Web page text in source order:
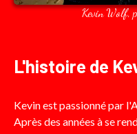
Kevin Wolf,
L'histoire de
Kevin est passionné par
Après des années à se